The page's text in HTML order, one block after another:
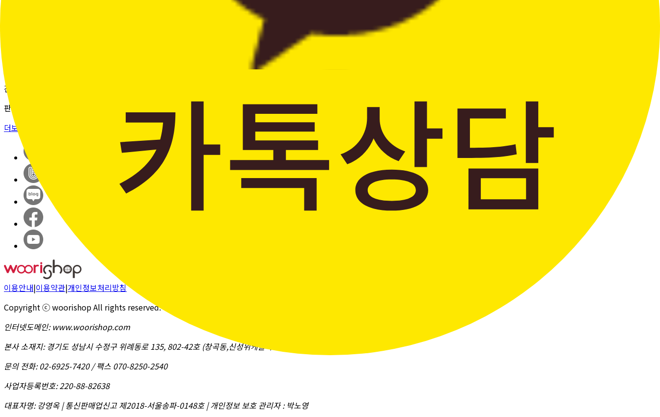
간단한 가입 프로세스 & 편리한
판매 시스템
더보기 >
이용안내|이용약관|개인정보처리방침
Copyright ⓒ woorishop All rights reserved.
인터넷도메인:www.woorishop.com
본사 소재지:경기도 성남시 수정구 위례동로 135, 802-42호 (창곡동,신성위케슬타워)
문의 전화:02-6925-7420 / 팩스 070-8250-2540
사업자등록번호:220-88-82638
대표자명:강영옥 | 통신판매업신고 제2018-서울송파-0148호 | 개인정보 보호 관리자 : 박노영